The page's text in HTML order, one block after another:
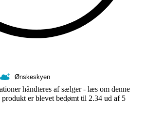
Ønskeskyen
håndteres af sælger - læs om denne
produkt er blevet bedømt til 2.34 ud af 5